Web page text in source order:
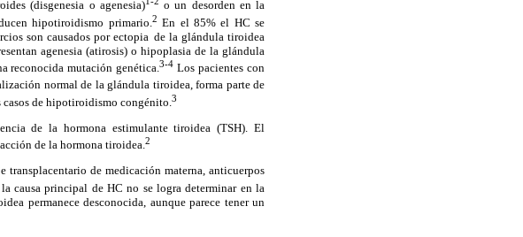
(disgenesia o agenesia)
o un desorden en la
hipotiroidismo primario. 2 En el 85% el HC se
son causados por ectopia de la glándula tiroidea
agenesia (atirosis) o hipoplasia de la glándula
reconocida mutación genética.3-4 Los pacientes con
normal de la glándula tiroidea, forma parte de
de hipotiroidismo congénito. 3
de la hormona estimulante tiroidea (TSH). El
de la hormona tiroidea.2
de medicación materna, anticuerpos
causa principal de HC no se logra determinar en la
permanece desconocida, aunque parece tener un